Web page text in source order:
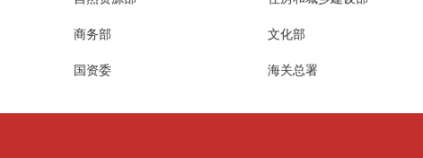
商务部 文化部
国资委 海关总署